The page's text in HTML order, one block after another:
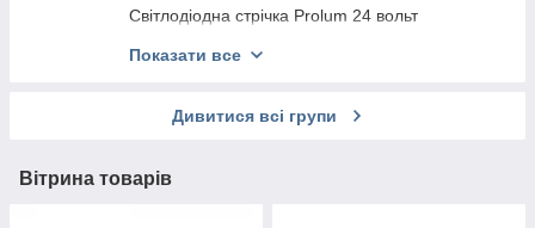
Світильники для рітейлу з асиметричною
Неонові світильники COLORS на стіну
Світлодіодна стрічка Prolum 24 вольт
Світлодіодні стрічки Prolum 48 вольт
Адресна світлодіодна стрічка PROLUM SPI
Світлодіодна стрічка COB 12 вольт Prolum
Показати все
Дивитися всі групи
Вітрина товарів